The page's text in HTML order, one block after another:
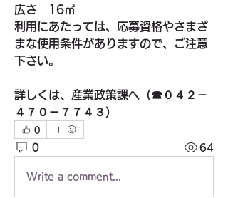
広さ　16㎡
利用にあたっては、応募資格やさまざ
まな使用条件がありますので、ご注意
下さい。
詳しくは、産業政策課へ（☎０４２－
４７０－７７４３）
0
0 64
Write a comment...